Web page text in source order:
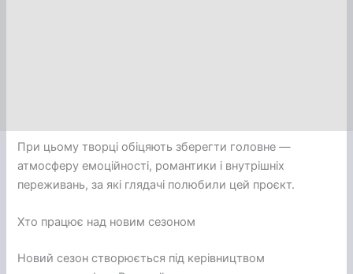
При цьому творці обіцяють зберегти головне —
атмосферу емоційності, романтики і внутрішніх
переживань, за які глядачі полюбили цей проєкт.
Хто працює над новим сезоном
Новий сезон створюється під керівництвом